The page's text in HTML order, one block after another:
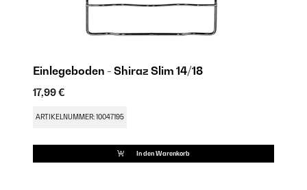
Einlegeboden - Shiraz Slim 14/18
17,99 €
ARTIKELNUMMER: 10047195
In den Warenkorb